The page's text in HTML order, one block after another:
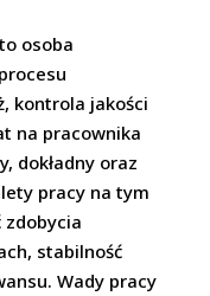
to osoba
kontrola jakości
na pracownika
dokładny oraz
pracy na tym
stabilność
Wady pracy